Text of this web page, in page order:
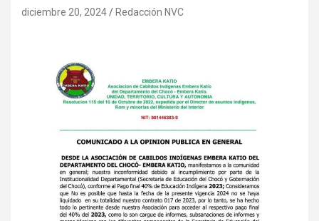
diciembre 20, 2024 Redacción NVC